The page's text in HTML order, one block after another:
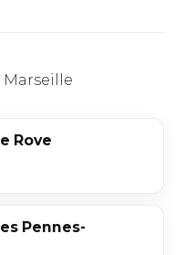
Rove
Pennes-